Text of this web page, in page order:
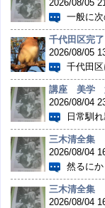
2026/08/05
一般に
千代田区完
2026/08/05
千代田
講座 美学
2026/08/04
日常馴
三木清全集
2026/08/04
然るに
三木清全集
2026/08/04